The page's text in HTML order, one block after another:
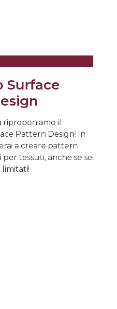
Surface
riproponiamo il
Pattern Design! In
a creare pattern
tessuti, anche se sei
limitati!